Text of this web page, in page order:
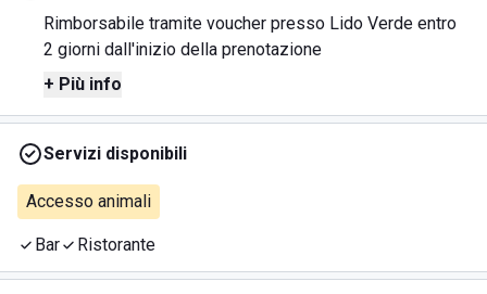
Rimborsabile tramite voucher presso Lido Verde entro
2 giorni dall'inizio della prenotazione
+ Più info
Servizi disponibili
Accesso animali
Bar Ristorante